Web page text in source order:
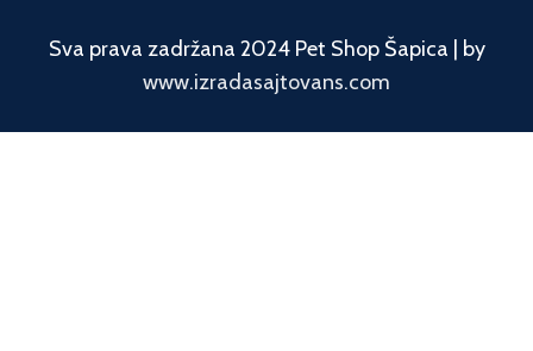
Sva prava zadržana 2024 Pet Shop Šapica | by
www.izradasajtovans.com